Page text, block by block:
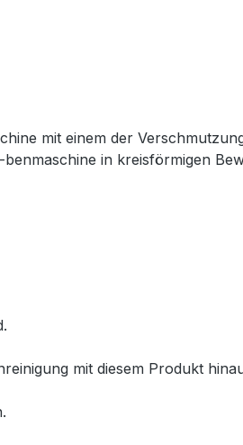
mit einem der
in kreisförmigen
mit diesem Produkt